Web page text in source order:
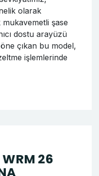
Torna Makinesi
Samsun Arslan
Jant
ve Fırın Seti
Teslim edilen
artırmak
Sevkiyat